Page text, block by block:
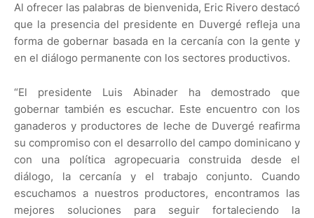
Al ofrecer las palabras de bienvenida, Eric Rivero destacó
que la presencia del presidente en Duvergé refleja una
forma de gobernar basada en la cercanía con la gente y
en el diálogo permanente con los sectores productivos.
“El presidente Luis Abinader ha demostrado que
gobernar también es escuchar. Este encuentro con los
ganaderos y productores de leche de Duvergé reafirma
su compromiso con el desarrollo del campo dominicano y
con una política agropecuaria construida desde el
diálogo, la cercanía y el trabajo conjunto. Cuando
escuchamos a nuestros productores, encontramos las
mejores soluciones para seguir fortaleciendo la